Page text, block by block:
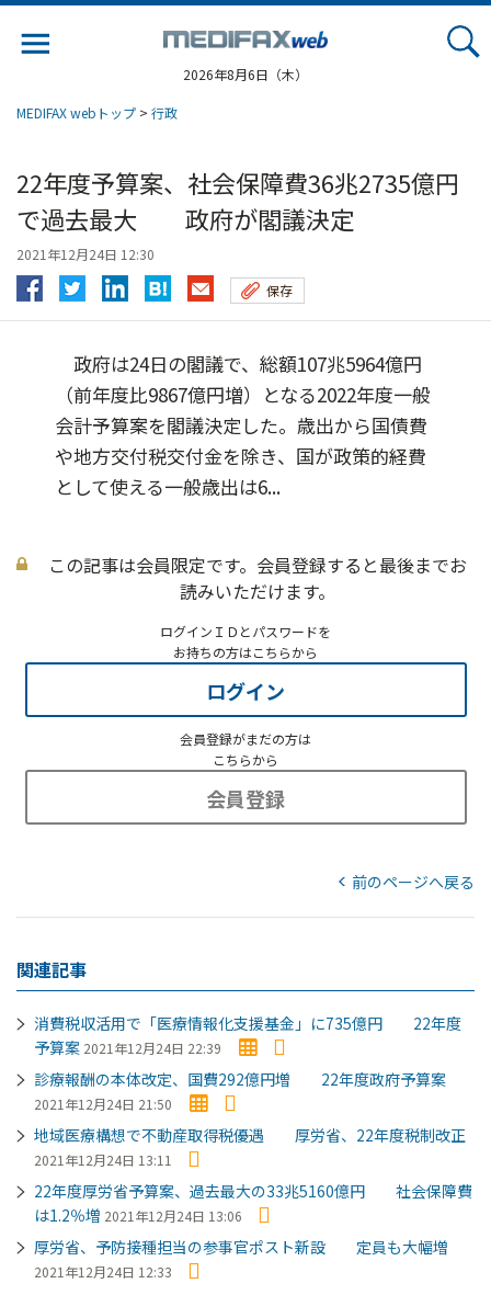
2026年8月6日（木）
MEDIFAX webトップ > 行政
22年度予算案、社会保障費36兆2735億円
で過去最大 政府が閣議決定
2021年12月24日 12:30
保存
政府は24日の閣議で、総額107兆5964億円
（前年度比9867億円増）となる2022年度一般
会計予算案を閣議決定した。歳出から国債費
や地方交付税交付金を除き、国が政策的経費
として使える一般歳出は6...
この記事は会員限定です。会員登録すると最後までお
読みいただけます。
ログインＩＤとパスワードを
お持ちの方はこちらから
ログイン
会員登録がまだの方は
こちらから
会員登録
前のページへ戻る
関連記事
消費税収活用で「医療情報化支援基金」に735億円 22年度
予算案 2021年12月24日 22:39
診療報酬の本体改定、国費292億円増 22年度政府予算案
2021年12月24日 21:50
地域医療構想で不動産取得税優遇 厚労省、22年度税制改正
2021年12月24日 13:11
22年度厚労省予算案、過去最大の33兆5160億円 社会保障費
は1.2％増 2021年12月24日 13:06
厚労省、予防接種担当の参事官ポスト新設 定員も大幅増
2021年12月24日 12:33